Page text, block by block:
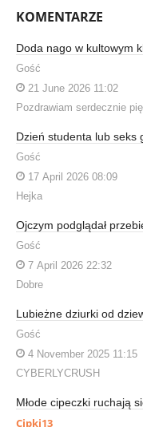
KOMENTARZE
Doda nago w kultowym
Gość
21 June 2026 11:02
Pozdrawiam serdecznie
Dzień studenta lub seks
Gość
17 April 2026 08:09
Hejka
Ojczym podglądał
Gość
7 April 2026 22:32
Dobre
Lubieżne dziurki od
Gość
4 November 2025 11:15
CYBERLYCRUSH
Młode cipeczki ruchają
Cipki13